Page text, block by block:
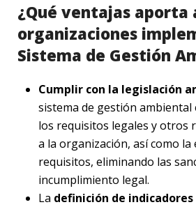
¿Qué ventajas aporta
organizaciones
Sistema de Gestión
Cumplir con la legislación
sistema de gestión ambiental
los requisitos legales y otros
a la organización, así como la
requisitos, eliminando las
incumplimiento legal.
La definición de